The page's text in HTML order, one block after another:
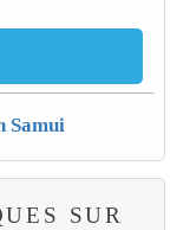
Samui
SUR